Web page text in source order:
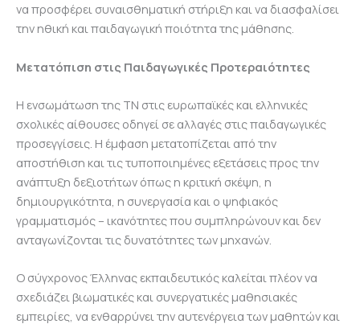
να προσφέρει συναισθηματική στήριξη και να διασφαλίσει
την ηθική και παιδαγωγική ποιότητα της μάθησης.
Μετατόπιση στις Παιδαγωγικές Προτεραιότητες
Η ενσωμάτωση της ΤΝ στις ευρωπαϊκές και ελληνικές
σχολικές αίθουσες οδηγεί σε αλλαγές στις παιδαγωγικές
προσεγγίσεις. Η έμφαση μετατοπίζεται από την
αποστήθιση και τις τυποποιημένες εξετάσεις προς την
ανάπτυξη δεξιοτήτων όπως η κριτική σκέψη, η
δημιουργικότητα, η συνεργασία και ο ψηφιακός
γραμματισμός – ικανότητες που συμπληρώνουν και δεν
ανταγωνίζονται τις δυνατότητες των μηχανών.
Ο σύγχρονος Έλληνας εκπαιδευτικός καλείται πλέον να
σχεδιάζει βιωματικές και συνεργατικές μαθησιακές
εμπειρίες, να ενθαρρύνει την αυτενέργεια των μαθητών και